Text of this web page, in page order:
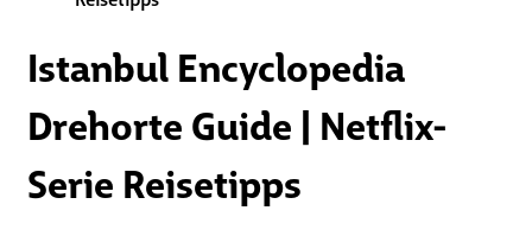
Istanbul Encyclopedia
Drehorte Guide | Netflix-
Serie Reisetipps